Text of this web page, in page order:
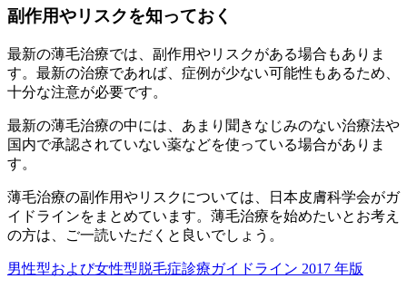
副作用やリスクを知っておく
最新の薄毛治療では、副作用やリスクがある場合もありま
す。最新の治療であれば、症例が少ない可能性もあるため、
十分な注意が必要です。
最新の薄毛治療の中には、あまり聞きなじみのない治療法や
国内で承認されていない薬などを使っている場合がありま
す。
薄毛治療の副作用やリスクについては、日本皮膚科学会がガ
イドラインをまとめています。薄毛治療を始めたいとお考え
の方は、ご一読いただくと良いでしょう。
男性型および女性型脱毛症診療ガイドライン 2017 年版